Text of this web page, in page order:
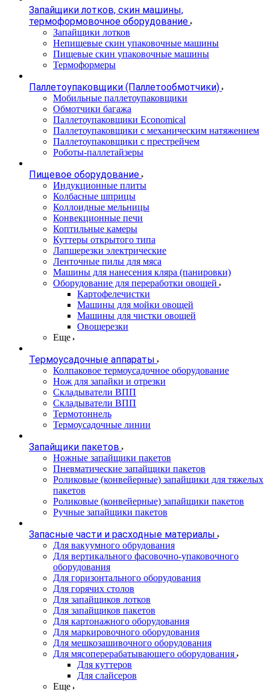
Запайщики лотков, скин машины,
термоформовочное оборудование
Запайщики лотков
Непищевые скин упаковочные машины
Пищевые скин упаковочные машины
Термоформеры
Паллетоупаковщики (Паллетообмотчики)
Мобильные паллетоупаковщики
Обмотчики багажа
Паллетоупаковщики Economical
Паллетоупаковщики с механическим натяжением
Паллетоупаковщики с престрейчем
Роботы-паллетайзеры
Пищевое оборудование
Индукционные плиты
Колбасные шприцы
Коллоидные мельницы
Конвекционные печи
Коптильные камеры
Куттеры открытого типа
Лапшерезки электрические
Ленточные пилы для мяса
Машины для нанесения кляра (панировки)
Оборудование для переработки овощей
Картофелечистки
Машины для мойки овощей
Машины для чистки овощей
Овощерезки
Еще
Термоусадочные аппараты
Колпаковое термоусадочное оборудование
Нож для запайки и отрезки
Складыватели ВПП
Складыватели ВПП
Термотоннель
Термоусадочные линии
Запайщики пакетов
Ножные запайщики пакетов
Пневматические запайщики пакетов
Роликовые (конвейерные) запайщики для тяжелых
пакетов
Роликовые (конвейерные) запайщики пакетов
Ручные запайщики пакетов
Запасные части и расходные материалы
Для вакуумного обрудования
Для вертикального фасовочно-упаковочного
оборудования
Для горизонтального оборудования
Для горячих столов
Для запайщиков лотков
Для запайщиков пакетов
Для картонажного оборудования
Для маркировочного оборудования
Для мешкозашивочного оборудования
Для мясоперерабатывающего оборудования
Для куттеров
Для слайсеров
Еще